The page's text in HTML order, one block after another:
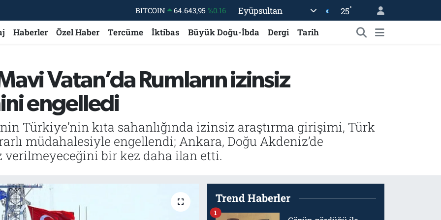
DOLAR 47,6006 %0.06
EURO
55,0250 %0.02
BİST100
13.799 %70
Eyüpsultan 25°
Haberler Özel Haber Tercüme İktibas Büyük Doğu-İbda Dergi Tarih
Vatan’da Rumların izinsiz
engelledi
Türkiye’nin kıta sahanlığında izinsiz araştırma girişimi, Türk
müdahalesiyle engellendi; Ankara, Doğu Akdeniz’de
bir kez daha ilan etti.
Trend Haberler
1